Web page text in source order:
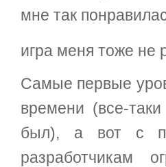
мне так
игра меня тоже не
Самые первые
времени (все-
был), а вот с
разработчикам